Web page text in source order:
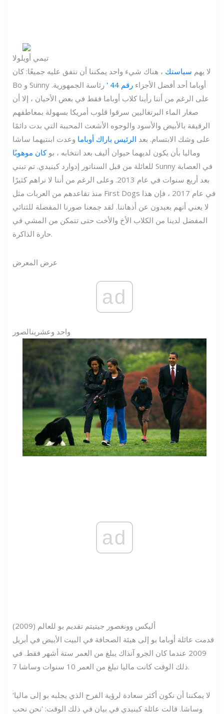
تيمي أويلولا
لا يهم سياستك ، هناك شيء واحد يمكننا أن نتفق عليه جميعًا: كان
Bo و Sunny أوباما أحد أفضل الأجزاء رقم 44 '
رئاسة الجمهورية.
على الرغم من أننا رأينا كلاب أوباما فقط في بعض الأحيان ، إلا أن
صغار الماء البرتغاليين سرقوا قلوب أمريكا بسهولة بمعاطفهم
الرقيقة بالأبيض والأسود والوجوه الأشعث المحببة التي بدت دائمًا
على وشك الابتسام. بعد الرئيس باراك أوباما وعدت ابنتيهما ساشا
وماليا بأن يكون لديهما حيوان أليف بعد انتخابه ، بوكان موهوبًا
للعائلة من قبل السناتور إدوارد كينيدي. تم تبني Sunny في العصابة
بعد أربع سنوات في عام 2013. وعلى الرغم من أننا لا نراهم كثيرًا
منذ تقاعدهم من العربات مثل First Dogs في عام 2017 ، فإن هذا
لا يعني أنهم بعيدون عن أذهاننا. لقد جمعنا صورنا المفضلة للثنائي
المفضل لدينا من الكلاب الأخ والأخت حتى تتمكن من المشي في
حارة الذاكرة.
عرض المعرض
ad
واحد وعشرينالصور
ad
أليكس وونغصور جيتيتم تقديم بو للعالم (2009)
قدمت عائلة أوباما بو إلى هيئة الصحافة في البيت الأبيض في أبريل
2009 عندما كان الجرو آنذاك يبلغ من العمر ستة أشهر فقط. في
ذلك الوقت كانت ماليا تبلغ من العمر 10 سنوات وساشا 7.
'لا يمكننا أن نكون أكثر سعادة لرؤية الفرح الذي يجلبه بو إلى ماليا
وساشا. قالت عائلة كينيدي في بيان في ذلك الوقت: 'نحن نحب